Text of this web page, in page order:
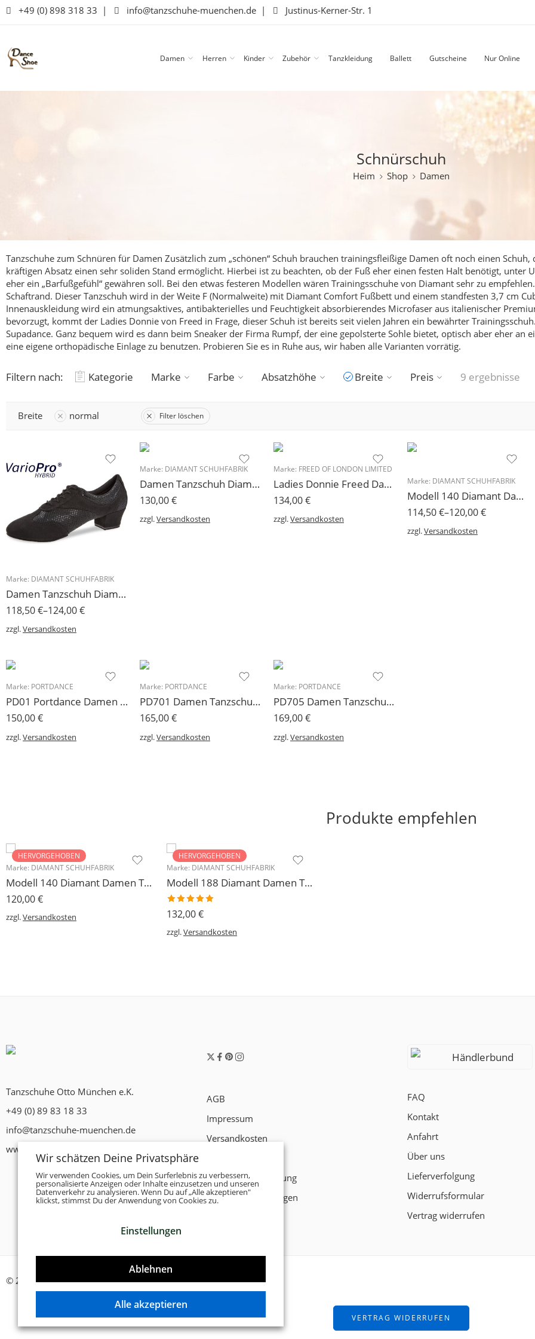
+49 (0) 898 318 33 | info@tanzschuhe-muenchen.de | Justinus-Kerner-Str. 1
Damen Herren Kinder Zubehör Tanzkleidung Ballett Gutscheine Nur Online
Schnürschuh
Heim Shop Damen
Tanzschuhe zum Schnüren für Damen Zusätzlich zum „schönen“ Schuh brauchen trainingsfleißige Damen oft noch einen
kräftigen Absatz einen sehr soliden Stand ermöglicht. Hierbei ist zu beachten, ob der Fuß eher einen festen Halt benötigt, unter
eher ein „Barfußgefühl“ gewähren soll. Bei den etwas festeren Modellen wären Trainingsschuhe von Diamant sehr zu
Schaftrand. Dieser Tanzschuh wird in der Weite F (Normalweite) mit Diamant Comfort Fußbett und einem standfesten 3,7 cm
Innenauskleidung wird ein atmungsaktives, antibakterielles und Feuchtigkeit absorbierendes Microfaser aus italienischer
bevorzugt, kommt der Ladies Donnie von Freed in Frage, dieser Schuh ist bereits seit vielen Jahren ein bewährter Trainingsschuh.
Supadance. Ganz bequem wird es dann beim Sneaker der Firma Rumpf, der eine gepolsterte Sohle bietet, optisch aber eher an
eine eigene orthopädische Einlage zu benutzen. Probieren Sie es in Ruhe aus, wir haben alle Varianten vorrätig.
Filtern nach: Kategorie Marke Farbe Absatzhöhe Breite Preis 9 ergebnisse
Breite normal Filter löschen
Marke: DIAMANT SCHUHFABRIK
Damen Tanzschuh Diamant Modell 188 Mikrofaser/ Mesh geteilte VarioSpin-Sohle, VEGAN
118,50€–124,00€
zzgl.Versandkosten
Marke: DIAMANT SCHUHFABRIK
Damen Tanzschuh Diamant Modell 199 Veloursleder Rokoko
130,00€
zzgl.Versandkosten
Marke: FREED OF LONDON LIMITED
Ladies Donnie Freed Damen Schnürschuh
134,00€
zzgl.Versandkosten
Marke: DIAMANT SCHUHFABRIK
Modell 140 Diamant Damen Trainerschuh Brokat schwarz-silber, 3,7 cm Absatz
114,50€–120,00€
zzgl.Versandkosten
Marke: PORTDANCE
PD01 Portdance Damen Tanzschuh 1 cm für Einlagen
150,00€
zzgl.Versandkosten
Marke: PORTDANCE
PD701 Damen Tanzschuh Portdance Trainer
165,00€
zzgl.Versandkosten
Marke: PORTDANCE
PD705 Damen Tanzschuh Portdance Trainer
169,00€
zzgl.Versandkosten
Produkte empfehlen
HERVORGEHOBEN
Marke: DIAMANT SCHUHFABRIK
Modell 140 Diamant Damen Trainerschuh Microfaser 3,7 cm
120,00€
zzgl.Versandkosten
HERVORGEHOBEN
Marke: DIAMANT SCHUHFABRIK
Modell 188 Diamant Damen Tanzschuh Trainer geteilte Chromledersohle
Bewertet
mit5.00
von 5
132,00€
zzgl.Versandkosten
Tanzschuhe Otto München e.K.
+49 (0) 89 83 18 33
info@tanzschuhe-muenchen.de
www.tanzschuhe-muenchen.de
AGB
Impressum
Versandkosten
Datenschutzerklärung
Zahlungsbedingungen
Händlerbund
FAQ
Kontakt
Anfahrt
Über uns
Lieferverfolgung
Widerrufsformular
Vertrag widerrufen
© 2026 -Tanzschuhe Otto München e.K.- Alle Rechte vorbehalten!
VERTRAG WIDERRUFEN
Wir schätzen Deine Privatsphäre
Wir verwenden Cookies, um Dein Surferlebnis zu verbessern,
personalisierte Anzeigen oder Inhalte einzusetzen und unseren
Datenverkehr zu analysieren. Wenn Du auf „Alle akzeptieren"
klickst, stimmst Du der Anwendung von Cookies zu.
Einstellungen
Ablehnen
Alle akzeptieren